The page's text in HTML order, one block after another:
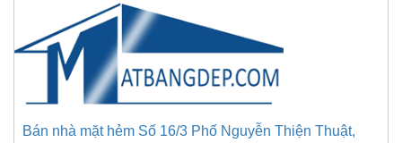
Bán nhà mặt hẻm Số 16/3 Phố Nguyễn Thiện Thuật,